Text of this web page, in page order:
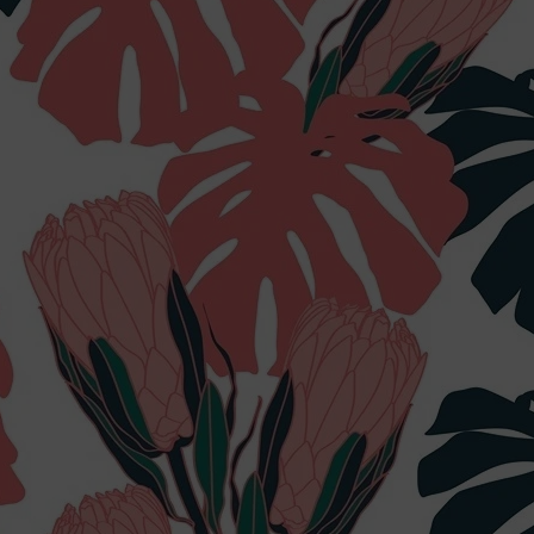
Subtelna struktura podłoża
Bezpieczne materiały z atestem